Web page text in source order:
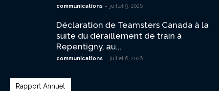
communications - juillet 9, 2026
Déclaration de Teamsters Canada à la
suite du déraillement de train à
Repentigny, au...
communications - juillet 6, 2026
Rapport Annuel